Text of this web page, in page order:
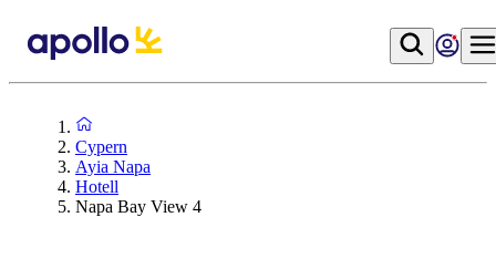
Cypern
Ayia Napa
Hotell
Napa Bay View 4